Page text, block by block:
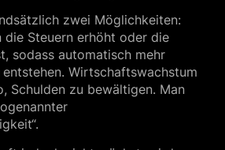
zwei Möglichkeiten:
die Steuern erhöht oder die
sodass automatisch mehr
entstehen. Wirtschaftswachstum
Schulden zu bewältigen. Man